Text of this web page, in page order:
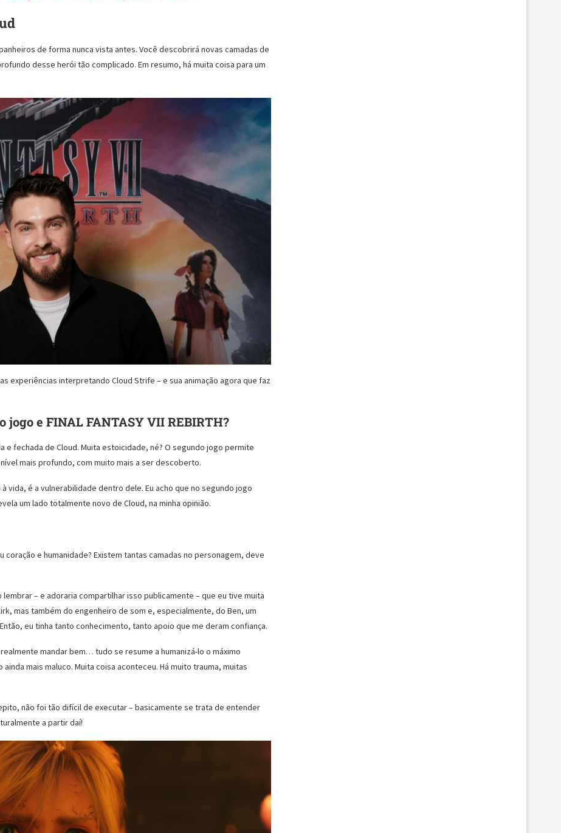
de forma nunca vista antes. Você descobrirá novas camadas de
desse herói tão complicado. Em resumo, há muita coisa para um
experiências interpretando Cloud Strife – e sua animação agora que faz
e FINAL FANTASY VII REBIRTH?
fechada de Cloud. Muita estoicidade, né? O segundo jogo permite
mais profundo, com muito mais a ser descoberto.
vida, é a vulnerabilidade dentro dele. Eu acho que no segundo jogo
um lado totalmente novo de Cloud, na minha opinião.
e humanidade? Existem tantas camadas no personagem, deve
– e adoraria compartilhar isso publicamente – que eu tive muita
mas também do engenheiro de som e, especialmente, do Ben, um
eu tinha tanto conhecimento, tanto apoio que me deram confiança.
mandar bem… tudo se resume a humanizá-lo o máximo
mais maluco. Muita coisa aconteceu. Há muito trauma, muitas
não foi tão difícil de executar – basicamente se trata de entender
a partir daí!